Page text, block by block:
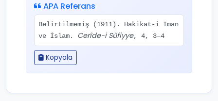
APA Referans
Belirtilmemiş (1911). Hakikat-i İman
ve İslam. Cerîde-i Sûfiyye, 4, 3–4
Kopyala